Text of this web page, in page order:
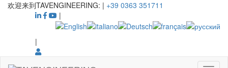
欢迎来到TAVENGINEERING: | +39 0363 351711
|
|